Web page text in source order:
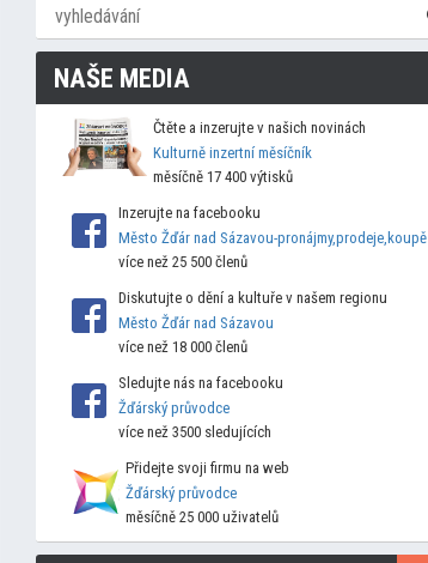
NAŠE MEDIA
Čtěte a inzerujte v našich novinách
Kulturně inzertní měsíčník
měsíčně 17 400 výtisků
Inzerujte na facebooku
Město Žďár nad Sázavou-pronájmy,prodeje,koupě
více než 25 500 členů
Diskutujte o dění a kultuře v našem regionu
Město Žďár nad Sázavou
více než 18 000 členů
Sledujte nás na facebooku
Žďárský průvodce
více než 3500 sledujících
Přidejte svoji firmu na web
Žďárský průvodce
měsíčně 25 000 uživatelů